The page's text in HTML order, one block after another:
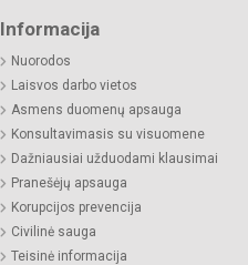
Informacija
Nuorodos
Laisvos darbo vietos
Asmens duomenų apsauga
Konsultavimasis su visuomene
Dažniausiai užduodami klausimai
Pranešėjų apsauga
Korupcijos prevencija
Civilinė sauga
Teisinė informacija